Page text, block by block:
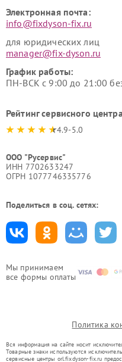
Мы принимаем
все формы оплаты
Электронная почта:
info@fixdyson-fix.ru
для юридических лиц
manager@fix-dyson.ru
График работы:
ПН-ВСК с 9:00 до 21:00
Рейтинг сервисного
4.9-5.0
ООО "Русервис"
ИНН 7702633247
ОГРН 1077746335776
Поделиться в соц. сетях:
Политика
Вся информация на сайте носит
Товарные знаки используются
сервисные центры orl.fixdyson-fix.ru